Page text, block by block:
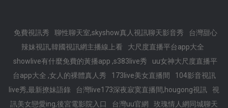
免費視訊秀 聊性聊天室,skyshow真人視訊聊天影音秀
台灣甜心
辣妹視訊,韓國視訊網主播線上看
大尺度直播平台app大全
showlive有什麼免費的黃播app ,s383live秀
uu女神大尺度直播平
台app大全 ,女人的裸體真人秀
173live美女直播間
104影音視訊
live秀,最新撩妹語錄
台灣live173深夜寂寞直播間,hougong視訊
視
訊美女戀愛ing,後宮電影院入口
台灣uu官網
玫瑰情人網同城聊天